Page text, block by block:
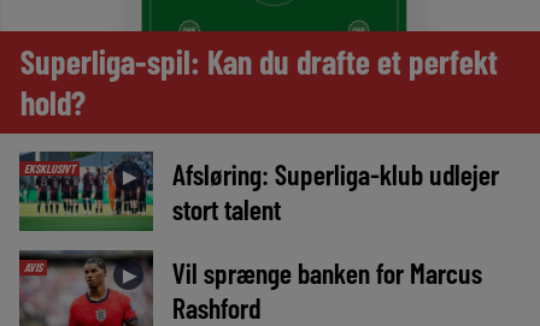
Superliga-spil: Kan du drafte et perfekt
hold?
EKSKLUSIVT ►
Afsløring: Superliga-klub udlejer
stort talent
AVIS ►
Vil sprænge banken for Marcus
Rashford